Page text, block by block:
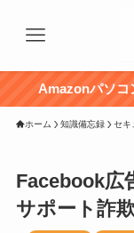
Amazonパソコ
ホーム 知識備忘録 セキ
Facebook広
サポート詐